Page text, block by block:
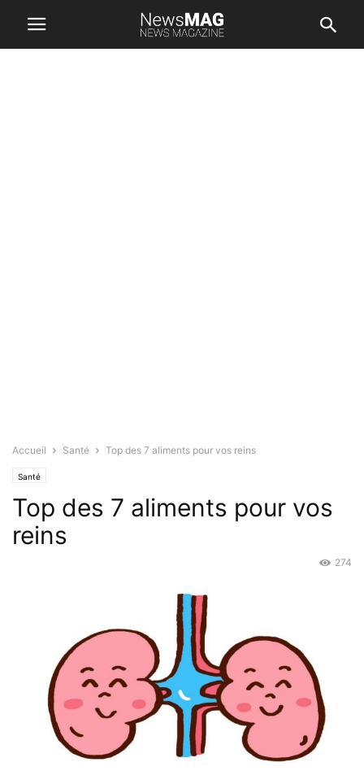
Accueil Santé Top des 7 aliments pour vos reins
Santé
Top des 7 aliments pour vos
reins
274